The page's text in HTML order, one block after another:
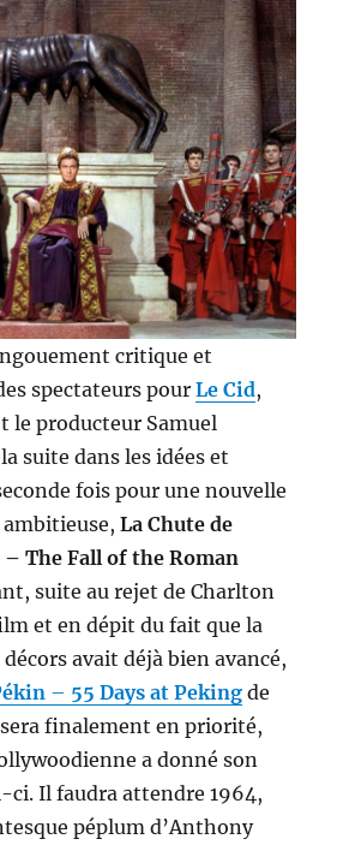
critique et
spectateurs pourLe Cid,
le producteur Samuel
suite dans les idées et
fois pour une nouvelle
ambitieuse,La Chute de
The Fall of the Roman
suite au rejet de Charlton
et en dépit du fait que la
avait déjà bien avancé,
– 55 Days at Peking de
finalement en priorité,
a donné son
ci. Il faudra attendre 1964,
péplum d’Anthony